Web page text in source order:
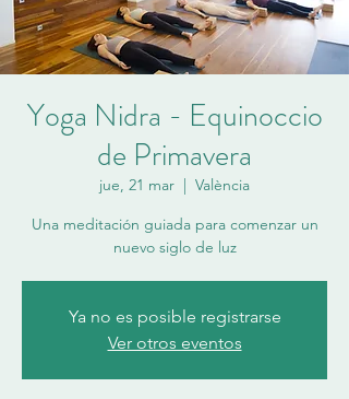
Yoga Nidra - Equinoccio
de Primavera
jue, 21 mar
  |
València
Una meditación guiada para comenzar un
nuevo siglo de luz
Ya no es posible registrarse
Ver otros eventos